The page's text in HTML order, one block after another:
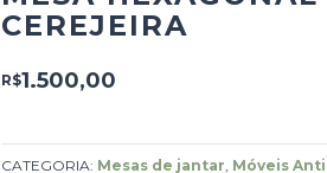
CEREJEIRA
R$1.500,00
CATEGORIA: Mesas de jantar, Móveis